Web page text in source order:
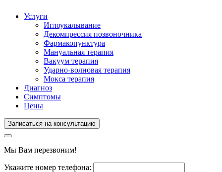
Услуги
Иглоукалывание
Декомпрессия позвоночника
Фармакопунктура
Мануальная терапия
Вакуум терапия
Ударно-волновая терапия
Мокса терапия
Диагноз
Симптомы
Цены
Записаться на консультацию
Мы Вам перезвоним!
Укажите номер телефона: